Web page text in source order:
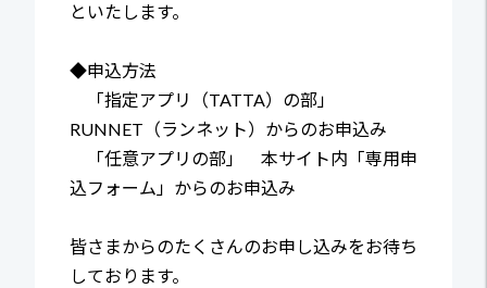
といたします。
◆申込方法
「指定アプリ（TATTA）の部」
RUNNET（ランネット）からのお申込み
「任意アプリの部」 本サイト内「専用申
込フォーム」からのお申込み
皆さまからのたくさんのお申し込みをお待ち
しております。